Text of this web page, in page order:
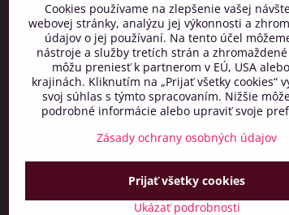
info​@hospictn​.sk
všeobecný kontaktný mail
0918 606 261
všeobecný telefonický kontakt
032/7417 011
všeobecný telefonický kontakt
Cookies používame na zlepšenie vašej
webovej stránky, analýzu jej výkonnosti a
údajov o jej používaní. Na tento účel
nástroje a služby tretích strán a
môžu preniesť k partnerom v EÚ, USA
krajinách. Kliknutím na „Prijať všetky cookies“
svoj súhlas s týmto spracovaním. Nižšie
podrobné informácie alebo upraviť svoje
Zásady ochrany osobných údajov
Ukázať podrobnosti
Prijať všetky cookies